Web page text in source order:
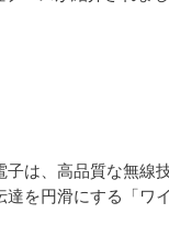
は、高品質な無線
を円滑にする「ワ